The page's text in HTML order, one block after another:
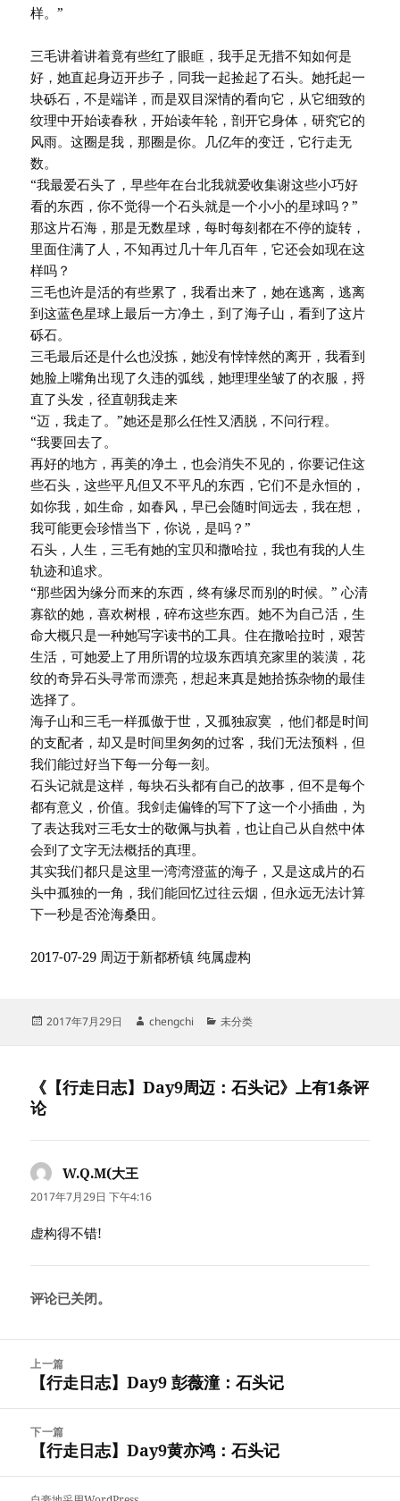
样。”
三毛讲着讲着竟有些红了眼眶，我手足无措不知如何是
好，她直起身迈开步子，同我一起捡起了石头。她托起一
块砾石，不是端详，而是双目深情的看向它，从它细致的
纹理中开始读春秋，开始读年轮，剖开它身体，研究它的
风雨。这圈是我，那圈是你。几亿年的变迁，它行走无
数。
“我最爱石头了，早些年在台北我就爱收集谢这些小巧好
看的东西，你不觉得一个石头就是一个小小的星球吗？”
那这片石海，那是无数星球，每时每刻都在不停的旋转，
里面住满了人，不知再过几十年几百年，它还会如现在这
样吗？
三毛也许是活的有些累了，我看出来了，她在逃离，逃离
到这蓝色星球上最后一方净土，到了海子山，看到了这片
砾石。
三毛最后还是什么也没拣，她没有悻悻然的离开，我看到
她脸上嘴角出现了久违的弧线，她理理坐皱了的衣服，捋
直了头发，径直朝我走来
“迈，我走了。”她还是那么任性又洒脱，不问行程。
“我要回去了。
再好的地方，再美的净土，也会消失不见的，你要记住这
些石头，这些平凡但又不平凡的东西，它们不是永恒的，
如你我，如生命，如春风，早已会随时间远去，我在想，
我可能更会珍惜当下，你说，是吗？”
石头，人生，三毛有她的宝贝和撒哈拉，我也有我的人生
轨迹和追求。
“那些因为缘分而来的东西，终有缘尽而别的时候。” 心清
寡欲的她，喜欢树根，碎布这些东西。她不为自己活，生
命大概只是一种她写字读书的工具。住在撒哈拉时，艰苦
生活，可她爱上了用所谓的垃圾东西填充家里的装潢，花
纹的奇异石头寻常而漂亮，想起来真是她拾拣杂物的最佳
选择了。
海子山和三毛一样孤傲于世，又孤独寂寞 ，他们都是时间
的支配者，却又是时间里匆匆的过客，我们无法预料，但
我们能过好当下每一分每一刻。
石头记就是这样，每块石头都有自己的故事，但不是每个
都有意义，价值。我剑走偏锋的写下了这一个小插曲，为
了表达我对三毛女士的敬佩与执着，也让自己从自然中体
会到了文字无法概括的真理。
其实我们都只是这里一湾湾澄蓝的海子，又是这成片的石
头中孤独的一角，我们能回忆过往云烟，但永远无法计算
下一秒是否沧海桑田。
2017-07-29 周迈于新都桥镇 纯属虚构
发
2017年7月29日
作
chengchi
分
未分类
《【行走日志】Day9周迈：石头记》上有1条评
论
W.Q.M(大王
道：
2017年7月29日 下午4:16
虚构得不错!
评论已关闭。
航
上一篇
上
文
章：
【行走日志】Day9 彭薇潼：石头记
下一篇
下
文
【行走日志】Day9黄亦鸿：石头记